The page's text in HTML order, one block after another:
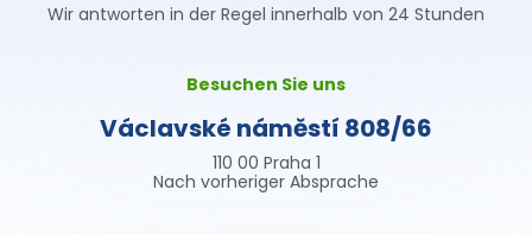
Wir antworten in der Regel innerhalb von 24 Stunden
Besuchen Sie uns
Václavské náměstí 808/66
110 00 Praha 1
Nach vorheriger Absprache